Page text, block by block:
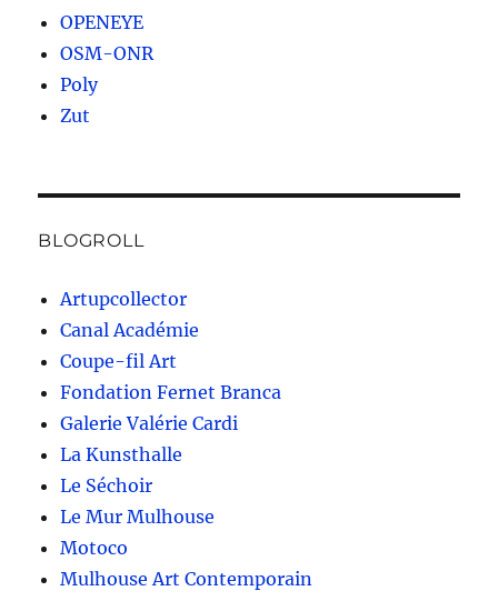
OPENEYE
OSM-ONR
Poly
Zut
BLOGROLL
Artupcollector
Canal Académie
Coupe-fil Art
Fondation Fernet Branca
Galerie Valérie Cardi
La Kunsthalle
Le Séchoir
Le Mur Mulhouse
Motoco
Mulhouse Art Contemporain